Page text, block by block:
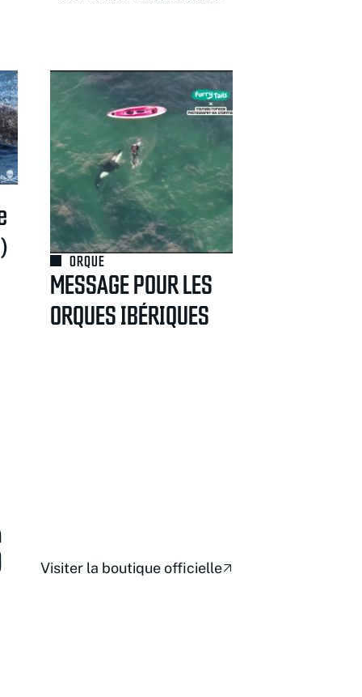
ORQUE
MESSAGE POUR LES
ORQUES IBÉRIQUES
Visiter la boutique officielle